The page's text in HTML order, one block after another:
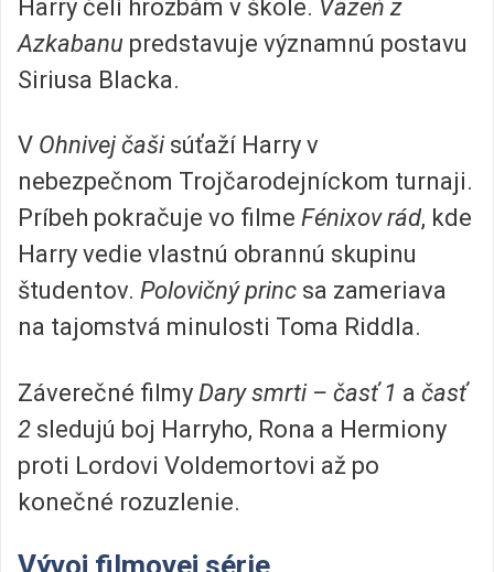
Harry čelí hrozbám v škole. Väzeň z
Azkabanu predstavuje významnú postavu
Siriusa Blacka.
V Ohnivej čaši súťaží Harry v
nebezpečnom Trojčarodejníckom turnaji.
Príbeh pokračuje vo filme Fénixov rád, kde
Harry vedie vlastnú obrannú skupinu
študentov. Polovičný princ sa zameriava
na tajomstvá minulosti Toma Riddla.
Záverečné filmy Dary smrti – časť 1 a časť
2 sledujú boj Harryho, Rona a Hermiony
proti Lordovi Voldemortovi až po
konečné rozuzlenie.
Vývoj filmovej série